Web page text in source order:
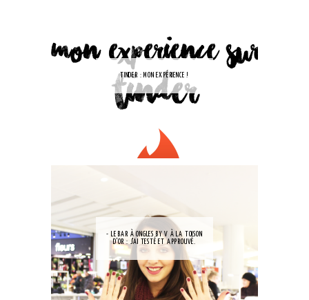
TINDER : MON EXPÉRIENCE !
- LE BAR À ONGLES BY V À LA TOISON
D'OR : J'AI TESTÉ ET APPROUVÉ.